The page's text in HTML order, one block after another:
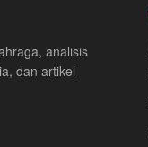
analisis
dan artikel